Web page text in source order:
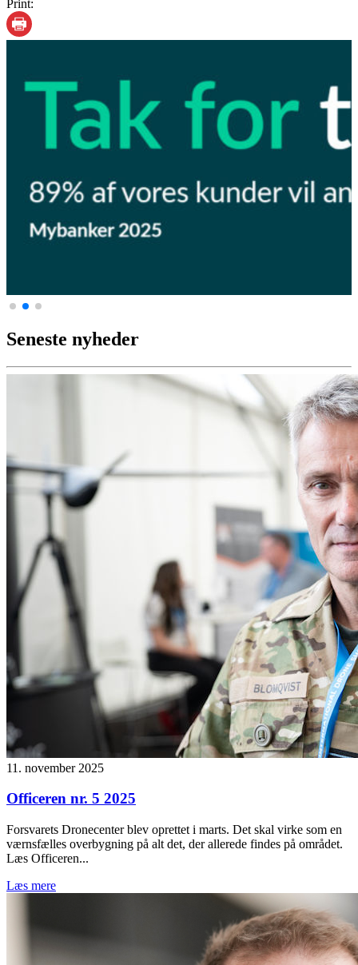
Print:
Seneste nyheder
11. november 2025
Officeren nr. 5 2025
Forsvarets Dronecenter blev oprettet i marts. Det skal virke som en
værnsfælles overbygning på alt det, der allerede findes på området.
Læs Officeren...
Læs mere